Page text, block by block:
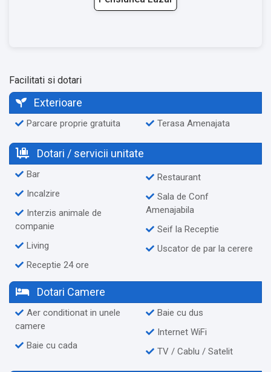
Facilitati si dotari
Exterioare
Parcare proprie gratuita Terasa Amenajata
Dotari / servicii unitate
Bar
Incalzire
Interzis animale de
companie
Living
Receptie 24 ore
Restaurant
Sala de Conf
Amenajabila
Seif la Receptie
Uscator de par la cerere
Dotari Camere
Aer conditionat in unele
camere
Baie cu cada
Baie cu dus
Internet WiFi
TV / Cablu / Satelit